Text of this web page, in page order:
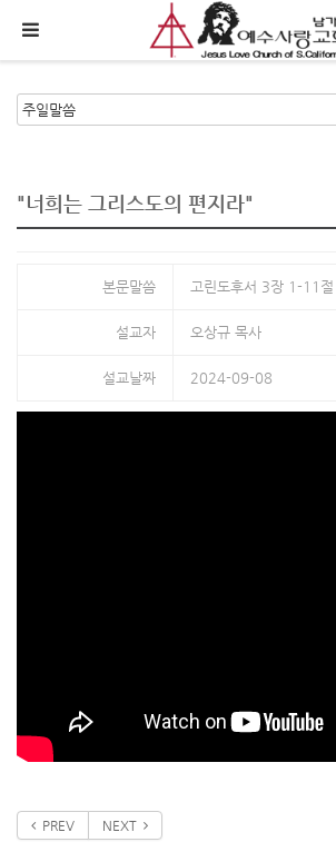
메뉴 건너뛰기
"너희는 그리스도의 편지라"
본문말씀 고린도후서 3장 1-11절
설교자 오상규 목사
설교날짜 2024-09-08
PREV NEXT